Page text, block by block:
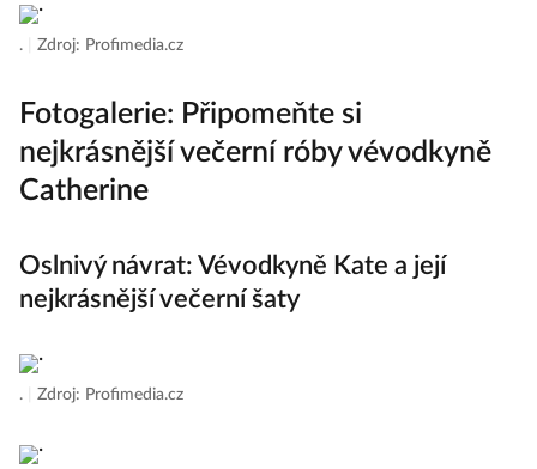
. Zdroj: Profimedia.cz
Fotogalerie: Připomeňte si
nejkrásnější večerní róby vévodkyně
Catherine
Oslnivý návrat: Vévodkyně Kate a její
nejkrásnější večerní šaty
. Zdroj: Profimedia.cz